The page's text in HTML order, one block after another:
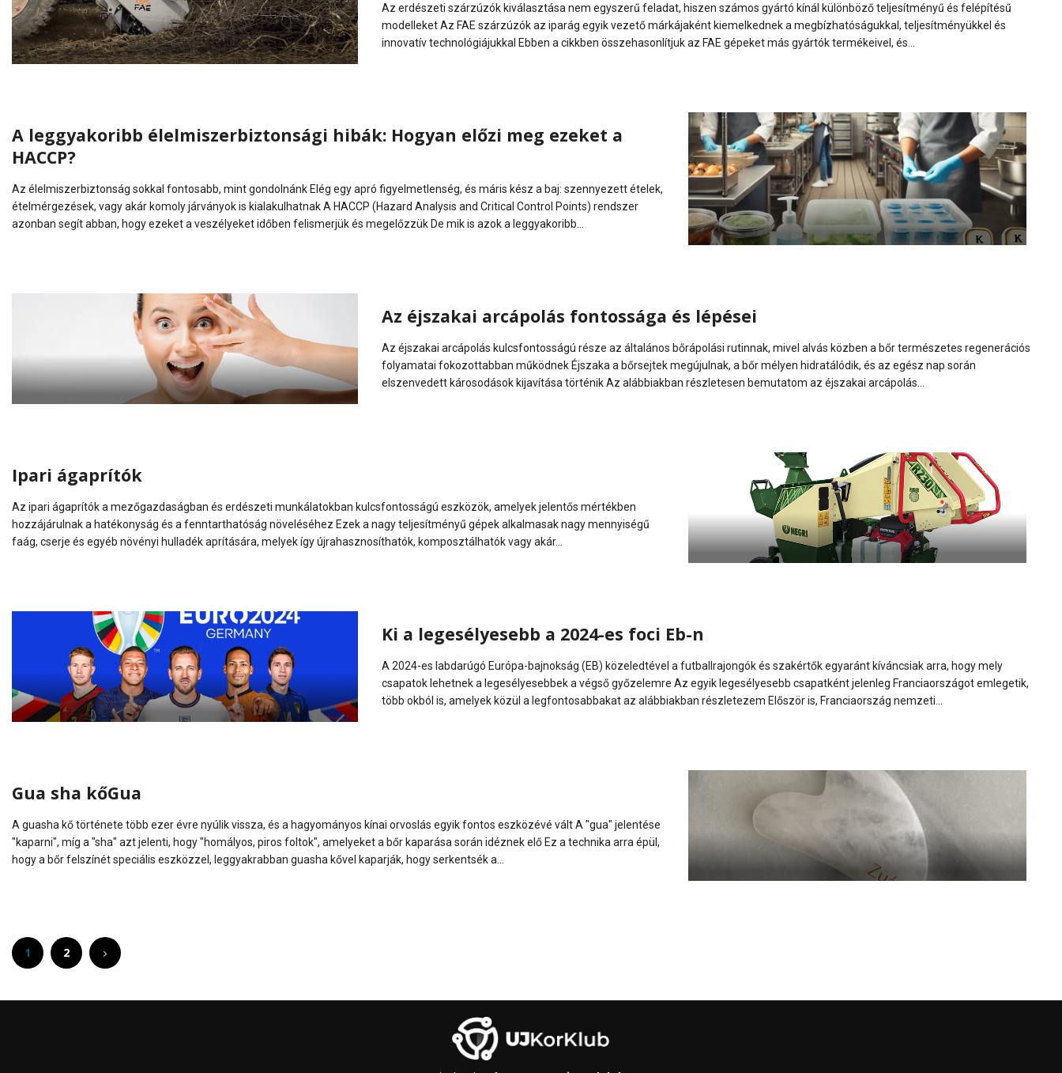
Az erdészeti szárzúzók kiválasztása nem egyszerű feladat, hiszen számos gyártó kínál különböző teljesítményű és felépítésű
modelleket Az FAE szárzúzók az iparág egyik vezető márkájaként kiemelkednek a megbízhatóságukkal, teljesítményükkel és
innovatív technológiájukkal Ebben a cikkben összehasonlítjuk az FAE gépeket más gyártók termékeivel, és...
A leggyakoribb élelmiszerbiztonsági hibák: Hogyan előzi meg ezeket a
HACCP?
Az élelmiszerbiztonság sokkal fontosabb, mint gondolnánk Elég egy apró figyelmetlenség, és máris kész a baj: szennyezett ételek,
ételmérgezések, vagy akár komoly járványok is kialakulhatnak A HACCP (Hazard Analysis and Critical Control Points) rendszer
azonban segít abban, hogy ezeket a veszélyeket időben felismerjük és megelőzzük De mik is azok a leggyakoribb...
Az éjszakai arcápolás fontossága és lépései
Az éjszakai arcápolás kulcsfontosságú része az általános bőrápolási rutinnak, mivel alvás közben a bőr természetes regenerációs
folyamatai fokozottabban működnek Éjszaka a bőrsejtek megújulnak, a bőr mélyen hidratálódik, és az egész nap során
elszenvedett károsodások kijavítása történik Az alábbiakban részletesen bemutatom az éjszakai arcápolás...
Ipari ágaprítók
Az ipari ágaprítók a mezőgazdaságban és erdészeti munkálatokban kulcsfontosságú eszközök, amelyek jelentős mértékben
hozzájárulnak a hatékonyság és a fenntarthatóság növeléséhez Ezek a nagy teljesítményű gépek alkalmasak nagy mennyiségű
faág, cserje és egyéb növényi hulladék aprítására, melyek így újrahasznosíthatók, komposztálhatók vagy akár...
Ki a legesélyesebb a 2024-es foci Eb-n
A 2024-es labdarúgó Európa-bajnokság (EB) közeledtével a futballrajongók és szakértők egyaránt kíváncsiak arra, hogy mely
csapatok lehetnek a legesélyesebbek a végső győzelemre Az egyik legesélyesebb csapatként jelenleg Franciaországot emlegetik,
több okból is, amelyek közül a legfontosabbakat az alábbiakban részletezem Először is, Franciaország nemzeti...
Gua sha kőGua
A guasha kő története több ezer évre nyúlik vissza, és a hagyományos kínai orvoslás egyik fontos eszközévé vált A "gua" jelentése
"kaparni", míg a "sha" azt jelenti, hogy "homályos, piros foltok", amelyeket a bőr kaparása során idéznek elő Ez a technika arra épül,
hogy a bőr felszínét speciális eszközzel, leggyakrabban guasha kővel kaparják, hogy serkentsék a...
1 2